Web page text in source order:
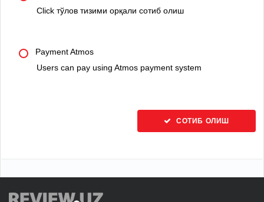
Click тўлов тизими орқали сотиб олиш
Payment Atmos
Users can pay using Atmos payment system
СОТИБ ОЛИШ